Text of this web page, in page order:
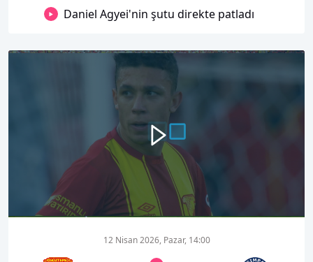
Daniel Agyei'nin şutu direkte patladı
00:00
12 Nisan 2026, Pazar, 14:00